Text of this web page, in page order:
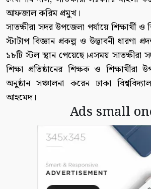
আফজাল করিম প্রমুখ।
সাতক্ষীরা সদর উপজেলা পর্যায়ে শিক্ষার্থী
স্টাটাপ বিজ্ঞান প্রকল্প ও উদ্ভাবনী ধারণা
১৮টি স্টল স্থান পেয়েছে।এসময় সাতক্ষীরা
শিক্ষা প্রতিষ্ঠানের শিক্ষক ও শিক্ষার্থীরা
অনুষ্ঠান সঞ্চালনা করেন ঢাকা
আহমেদ।
Ads small